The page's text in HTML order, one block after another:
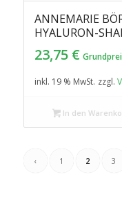
ANNEMARIE
HYALURON-
23,75 €
inkl. 19 % MwSt. zzgl.
In den
‹ 1 2 3